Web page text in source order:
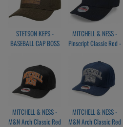
STETSON KEPS -
BASEBALL CAP BOSS
MITCHELL & NESS -
Pinscript Classic Red -
Black/White
MITCHELL & NESS -
M&N Arch Classic Red
MITCHELL & NESS -
M&N Arch Classic Red